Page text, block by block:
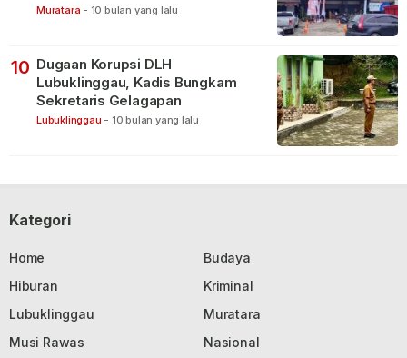
Muratara - 10 bulan yang lalu
10 Dugaan Korupsi DLH
Lubuklinggau, Kadis Bungkam
Sekretaris Gelagapan
Lubuklinggau - 10 bulan yang lalu
Kategori
Home
Budaya
Hiburan
Kriminal
Lubuklinggau
Muratara
Musi Rawas
Nasional